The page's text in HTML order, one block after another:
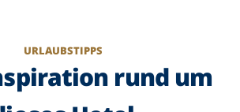
URLAUBSTIPPS
rund um